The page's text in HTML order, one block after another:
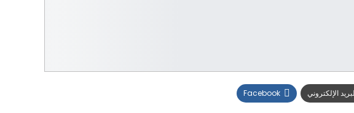
الإلكتروني Facebook